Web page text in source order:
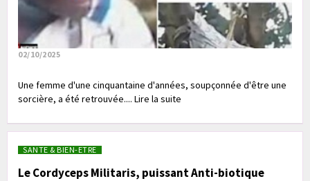
02/10/2025
Une femme d'une cinquantaine d'années, soupçonnée d'être une
sorcière, a été retrouvée.... Lire la suite
SANTE & BIEN-ETRE
Le Cordyceps Militaris, puissant Anti-biotique